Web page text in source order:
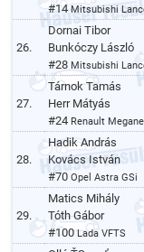
#14Mitsubishi
26.
Dornai Tibor
Bunkóczy László
#28 Mitsubishi
27.
Tárnok Tamás
Herr Mátyás
#24 Renault Megane
28.
Hadik András
Kovács István
#70Opel Astra GSi
29.
Matics Mihály
Tóth Gábor
#100Lada VFTS